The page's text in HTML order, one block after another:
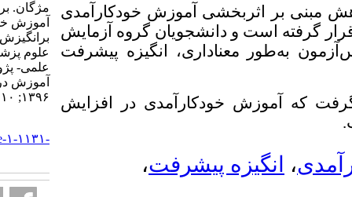
آموزش خودکارآمدی
و دانشجویان گروه آزمایش
انگیزه پیشرفت
خودکارآمدی در افزایش
پیشرفت،
مژگان. بررسی اثربخشی
آموزش خودکارآمدی
برانگیزش پیشرفت دانشجویان
علوم پزشکی. دوماهنامه
علمی- پژوهشی راهبردهای
آموزش در علوم پزشکی.
http://edcbmj.ir/article-۱-۱۱۳۱-